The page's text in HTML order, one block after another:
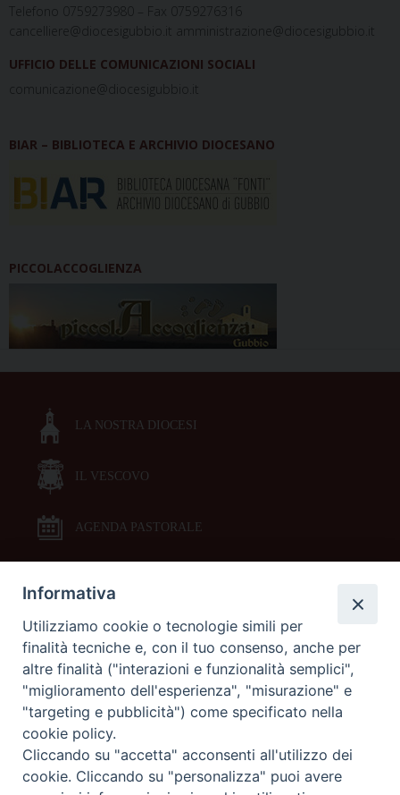
Telefono 0759273980 – Fax 0759276316
cancelliere@diocesigubbio.it amministrazione@diocesigubbio.it
UFFICIO DELLE COMUNICAZIONI SOCIALI
comunicazione@diocesigubbio.it
BIAR – BIBLIOTECA E ARCHIVIO DIOCESANO
PICCOLACCOGLIENZA
LA NOSTRA DIOCESI
IL VESCOVO
AGENDA PASTORALE
DOCUMENTI PASTORALI
ORARI MESSE
LITURGIA DELLE ORE
GALLERIE FOTOGRAFICHE
Informativa
Utilizziamo cookie o tecnologie simili per
finalità tecniche e, con il tuo consenso, anche per
altre finalità ("interazioni e funzionalità semplici",
"miglioramento dell'esperienza", "misurazione" e
"targeting e pubblicità") come specificato nella
cookie policy.
Cliccando su "accetta" acconsenti all'utilizzo dei
cookie. Cliccando su "personalizza" puoi avere